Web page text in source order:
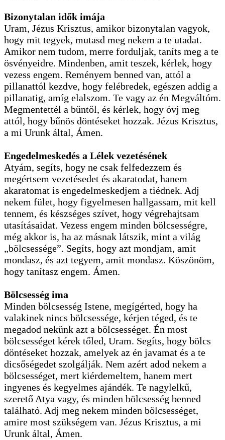
Bizonytalan idők imája
Uram, Jézus Krisztus, amikor bizonytalan vagyok,
hogy mit tegyek, mutasd meg nekem a te utadat.
Amikor nem tudom, merre forduljak, taníts meg a te
ösvényeidre. Mindenben, amit teszek, kérlek, hogy
vezess engem. Reményem benned van, attól a
pillanattól kezdve, hogy felébredek, egészen addig a
pillanatig, amíg elalszom. Te vagy az én Megváltóm.
Megmentettél a bűntől, és kérlek, hogy óvj meg
attól, hogy bűnös döntéseket hozzak. Jézus Krisztus,
a mi Urunk által, Ámen.
Engedelmeskedés a Lélek vezetésének
Atyám, segíts, hogy ne csak felfedezzem és
megértsem vezetésedet és akaratodat, hanem
akaratomat is engedelmeskedjem a tiédnek. Adj
nekem fület, hogy figyelmesen hallgassam, mit kell
tennem, és készséges szívet, hogy végrehajtsam
utasításaidat. Vezess engem minden bölcsességre,
még akkor is, ha az másnak látszik, mint a világ
„bölcsessége”. Segíts, hogy azt mondjam, amit
mondasz, és azt tegyem, amit mondasz. Köszönöm,
hogy tanítasz engem. Ámen.
Bölcsesség ima
Minden bölcsesség Istene, megígérted, hogy ha
valakinek nincs bölcsessége, kérjen téged, és te
megadod nekünk azt a bölcsességet. Én most
bölcsességet kérek tőled, Uram. Segíts, hogy bölcs
döntéseket hozzak, amelyek az én javamat és a te
dicsőségedet szolgálják. Nem azért adod nekem a
bölcsességet, mert kiérdemeltem, hanem mert
ingyenes és kegyelmes ajándék. Te nagylelkű,
szerető Atya vagy, és minden bölcsesség benned
található. Adj meg nekem minden bölcsességet,
amire most szükségem van. Jézus Krisztus, a mi
Urunk által, Ámen.